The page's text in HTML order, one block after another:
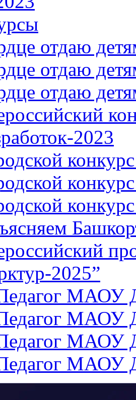
отдаю
отдаю
отдаю
2023
2025”
МАОУ
МАОУ
МАОУ
МАОУ